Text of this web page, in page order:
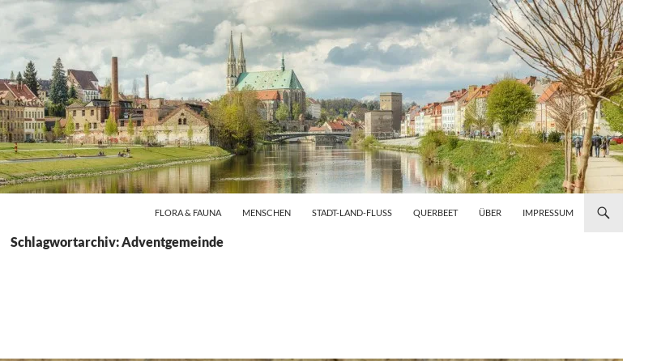
FLORA & FAUNA MENSCHEN STADT-LAND-FLUSS QUERBEET ÜBER IMPRESSUM
Schlagwortarchiv: Adventgemeinde